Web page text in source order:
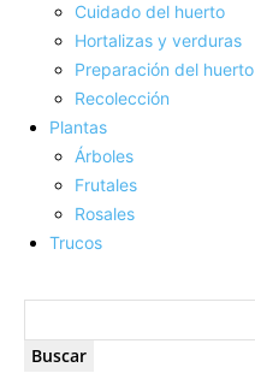
Cuidado del huerto
Hortalizas y verduras
Preparación del huerto
Recolección
Plantas
Árboles
Frutales
Rosales
Trucos